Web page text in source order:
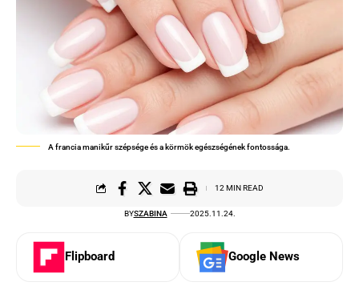
A francia manikűr szépsége és a körmök egészségének fontossága.
BYSZABINA 2025.11.24.
12 MIN READ
Flipboard Google News